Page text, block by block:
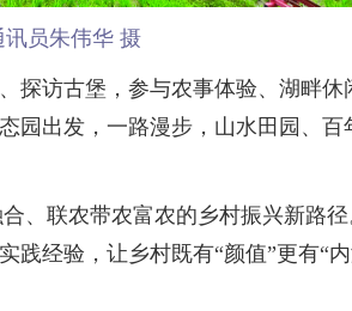
员朱伟华 摄
访古堡，参与农事体验、湖畔休
园出发，一路漫步，山水田园、百
、联农带农富农的乡村振兴新路
经验，让乡村既有“颜值”更有“